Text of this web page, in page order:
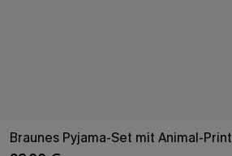
Braunes Pyjama-Set mit Animal-Print